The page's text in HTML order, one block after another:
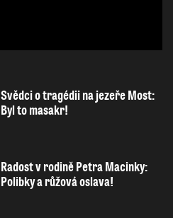
Svědci o tragédii na jezeře Most:
Byl to masakr!
Radost v rodině Petra Macinky:
Polibky a růžová oslava!